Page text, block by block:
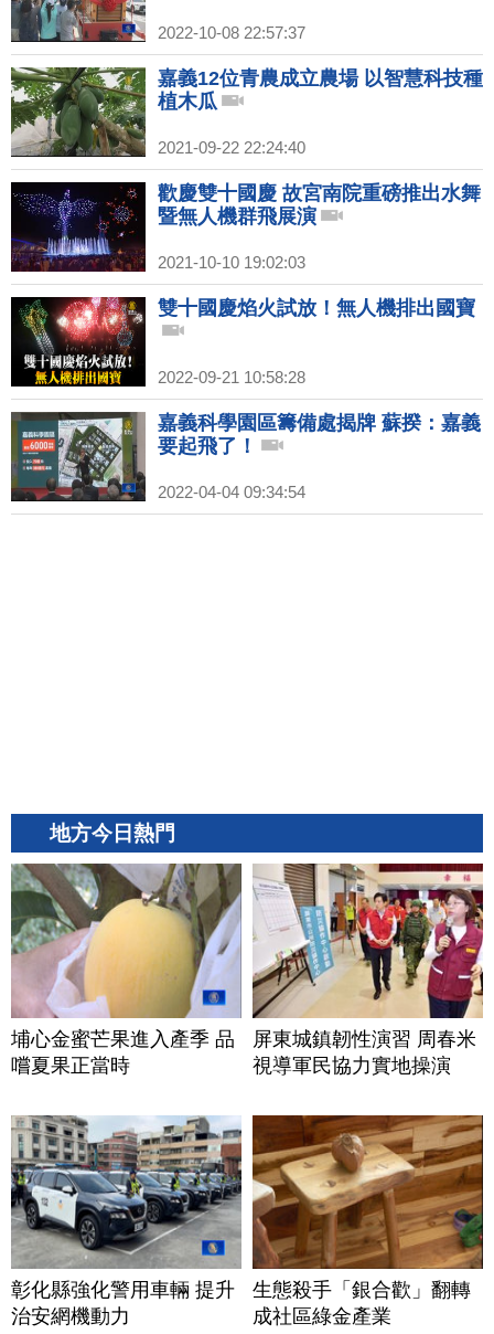
2022-10-08 22:57:37
嘉義12位青農成立農場 以智慧科技種
植木瓜
2021-09-22 22:24:40
歡慶雙十國慶 故宮南院重磅推出水舞
暨無人機群飛展演
2021-10-10 19:02:03
雙十國慶焰火試放！無人機排出國寶
2022-09-21 10:58:28
嘉義科學園區籌備處揭牌 蘇揆：嘉義
要起飛了！
2022-04-04 09:34:54
地方今日熱門
埔心金蜜芒果進入產季 品
嚐夏果正當時
屏東城鎮韌性演習 周春米
視導軍民協力實地操演
彰化縣強化警用車輛 提升
治安網機動力
生態殺手「銀合歡」翻轉
成社區綠金產業